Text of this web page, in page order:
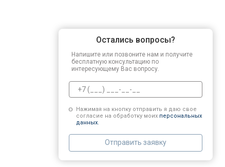
Остались вопросы?
Напишите или позвоните нам и получите
бесплатную консультацию по
интересующему Вас вопросу.
Нажимая на кнопку отправить я даю свое
согласие на обработку моих персональных
данных.
Отправить заявку